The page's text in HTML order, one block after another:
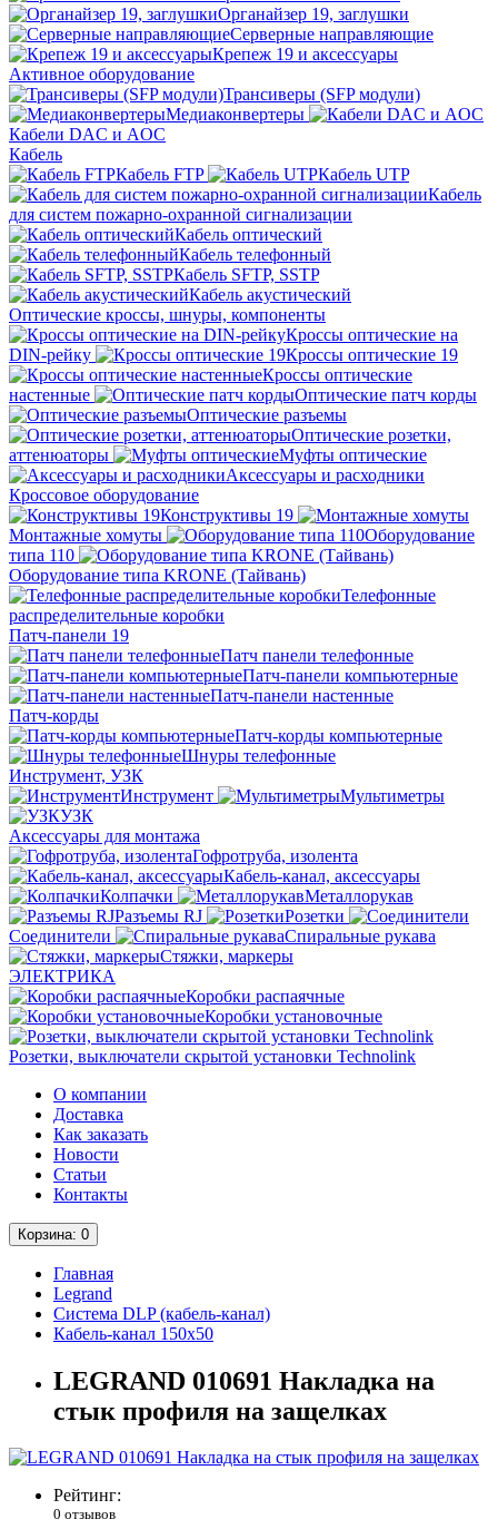
Органайзер 19, заглушки
Серверные направляющие
Крепеж 19 и аксессуары
Активное оборудование
Трансиверы (SFP модули)
Медиаконвертеры
Кабели DAC и AOC
Кабель
Кабель FTP
Кабель UTP
Кабель
для систем пожарно-охранной сигнализации
Кабель оптический
Кабель телефонный
Кабель SFTP, SSTP
Кабель акустический
Оптические кроссы, шнуры, компоненты
Кроссы оптические на
DIN-рейку
Кроссы оптические 19
Кроссы оптические
настенные
Оптические патч корды
Оптические разъемы
Оптические розетки,
аттенюаторы
Муфты оптические
Аксессуары и расходники
Кроссовое оборудование
Конструктивы 19
Монтажные хомуты
Оборудование
типа 110
Оборудование типа KRONE (Тайвань)
Телефонные
распределительные коробки
Патч-панели 19
Патч панели телефонные
Патч-панели компьютерные
Патч-панели настенные
Патч-корды
Патч-корды компьютерные
Шнуры телефонные
Инструмент, УЗК
Инструмент
Мультиметры
УЗК
Аксессуары для монтажа
Гофротруба, изолента
Кабель-канал, аксессуары
Колпачки
Металлорукав
Разъемы RJ
Розетки
Соединители
Спиральные рукава
Стяжки, маркеры
ЭЛЕКТРИКА
Коробки распаячные
Коробки установочные
Розетки, выключатели скрытой установки Technolink
О компании
Доставка
Как заказать
Новости
Статьи
Контакты
Корзина: 0
Главная
Legrand
Система DLP (кабель-канал)
Кабель-канал 150х50
LEGRAND 010691 Накладка на
стык профиля на защелках
Рейтинг:
0 отзывов